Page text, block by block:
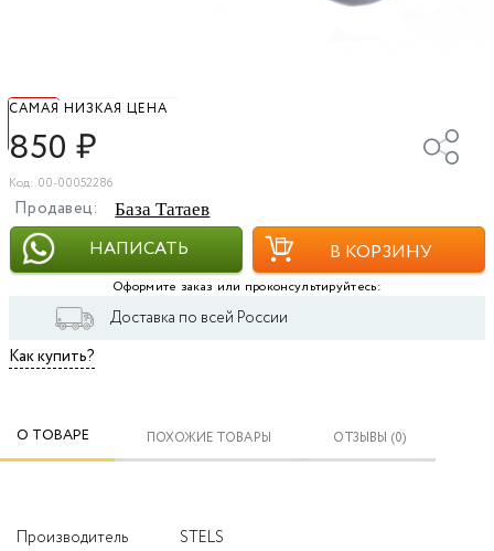
САМАЯ НИЗКАЯ ЦЕНА
850 ₽
Код: 00-00052286
Продавец: База Татаев
НАПИСАТЬ В КОРЗИНУ
Оформите заказ или проконсультируйтесь:
Доставка по всей России
Как купить?
О ТОВАРЕ ПОХОЖИЕ ТОВАРЫ ОТЗЫВЫ (0)
Производитель
STELS